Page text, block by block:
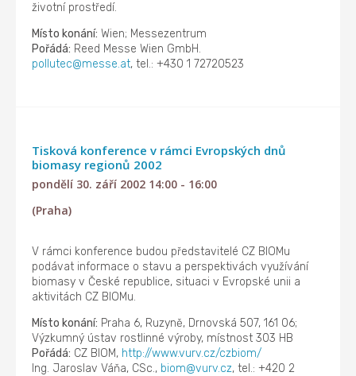
životní prostředí.
Místo konání: Wien; Messezentrum
Pořádá: Reed Messe Wien GmbH.
pollutec@messe.at, tel.: +430 1 72720523
Tisková konference v rámci Evropských dnů
biomasy regionů 2002
pondělí 30. září 2002 14:00 - 16:00
(Praha)
V rámci konference budou představitelé CZ BIOMu
podávat informace o stavu a perspektivách využívání
biomasy v České republice, situaci v Evropské unii a
aktivitách CZ BIOMu.
Místo konání: Praha 6, Ruzyně, Drnovská 507, 161 06;
Výzkumný ústav rostlinné výroby, místnost 303 HB
Pořádá: CZ BIOM, http://www.vurv.cz/czbiom/
Ing. Jaroslav Váňa, CSc., biom@vurv.cz, tel.: +420 2